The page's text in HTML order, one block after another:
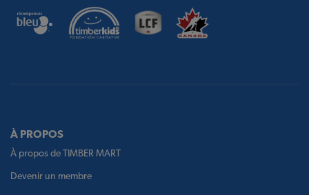
À PROPOS
À propos de TIMBER MART
Devenir un membre